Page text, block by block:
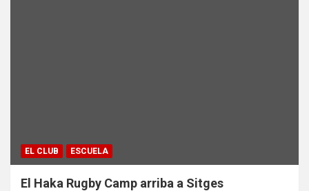
EL CLUB ESCUELA
El Haka Rugby Camp arriba a Sitges